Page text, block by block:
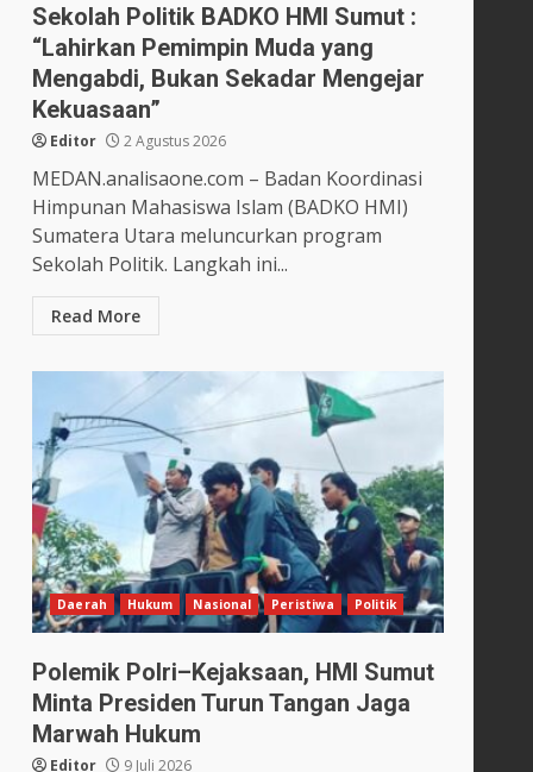
Sekolah Politik BADKO HMI Sumut :
“Lahirkan Pemimpin Muda yang
Mengabdi, Bukan Sekadar Mengejar
Kekuasaan”
Editor 2 Agustus 2026
MEDAN.analisaone.com – Badan Koordinasi
Himpunan Mahasiswa Islam (BADKO HMI)
Sumatera Utara meluncurkan program
Sekolah Politik. Langkah ini...
Read More
Daerah Hukum Nasional Peristiwa Politik
Polemik Polri–Kejaksaan, HMI Sumut
Minta Presiden Turun Tangan Jaga
Marwah Hukum
Editor 9 Juli 2026